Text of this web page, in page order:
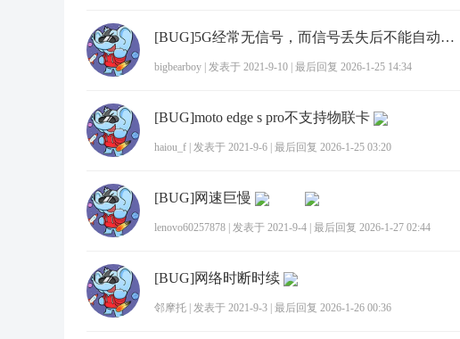
[BUG]5G经常无信号，而信号丢失后不能自动恢复
bigbearboy 发表于 2021-9-10 最后回复 2026-1-25 14:34
[BUG]moto edge s pro不支持物联卡
haiou_f 发表于 2021-9-6 最后回复 2026-1-25 03:20
[BUG]网速巨慢
lenovo60257878 发表于 2021-9-4 最后回复 2026-1-27 02:44
[BUG]网络时断时续
邻摩托 发表于 2021-9-3 最后回复 2026-1-26 00:36